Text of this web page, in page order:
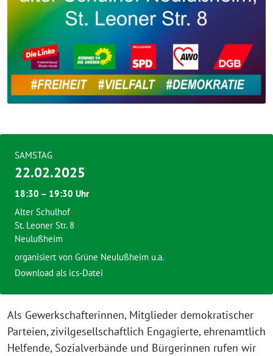
Als Gewerkschafterinnen, Mitglieder demokratischer
Parteien, zivilgesellschaftlich Engagierte, ehrenamtlich
Helfende, Sozialverbände und Bürgerinnen rufen wir
SAMSTAG
22.02.2025
18:30 – 19:30 Uhr
Alter Schulhof
St. Leoner Str. 8
Neulußheim
organisiert von Grüne Neulußheim u.a.
Download als ics-Datei